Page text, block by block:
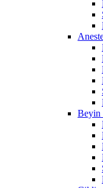
Beyin